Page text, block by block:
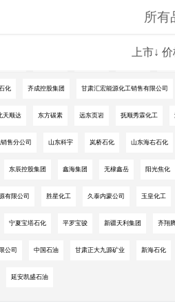
所有
化 齐成控股集团 甘肃汇宏能源化工销售有限公司
天顺达 东方碳素 远东页岩 抚顺秀霖化工
售分公司 山东科宇 岚桥石化 山东海右石化
东辰控股集团 鑫海集团 无棣鑫岳 阳光焦化
有限公司 胜星化工 久泰内蒙公司 玉皇化工
宁夏宝塔石化 平罗宝骏 新疆天利集团 齐翔
公司 中国石油 甘肃正大九源矿业 新海石化
延安凯盛石油
上市↓ 价